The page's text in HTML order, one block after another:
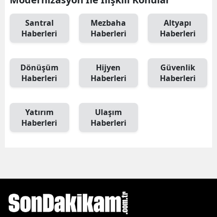
Santral
Haberleri
Mezbaha
Haberleri
Altyapı
Haberleri
Dönüşüm
Haberleri
Hijyen
Haberleri
Güvenlik
Haberleri
Yatırım
Haberleri
Ulaşım
Haberleri